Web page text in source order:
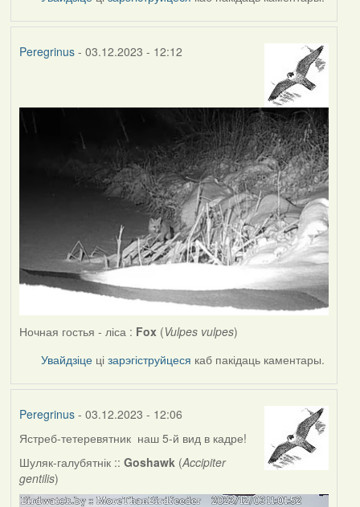
Peregrinus- 03.12.2023 - 12:12
Ночная гостья - ліса : Fox(Vulpes vulpes)
Увайдзіце цізарэгіструйцеся каб пакідаць каментары.
Peregrinus- 03.12.2023 - 12:06
Ястреб-тетеревятник наш 5-й вид в кадре!
Шуляк-галубятнік :: Goshawk (Accipiter
gentilis)